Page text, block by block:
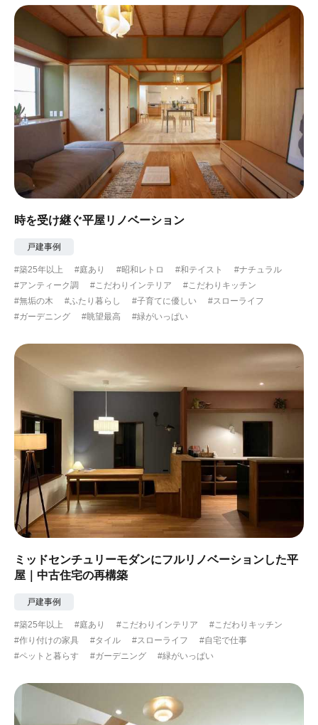
時を受け継ぐ平屋リノベーション
戸建事例
#築25年以上 #庭あり #昭和レトロ #和テイスト
#ナチュラル
#アンティーク調
#こだわりインテリア
#こだわりキッチン
#無垢の木
#ふたり暮らし #子育てに優しい
#スローライフ
#ガーデニング
#眺望最高 #緑がいっぱい
ミッドセンチュリーモダンにフルリノベーションした平
屋｜中古住宅の再構築
戸建事例
#築25年以上 #庭あり #こだわりインテリア
#こだわりキッチン
#作り付けの家具
#タイル #スローライフ
#自宅で仕事
#ペットと暮らす
#ガーデニング #緑がいっぱい